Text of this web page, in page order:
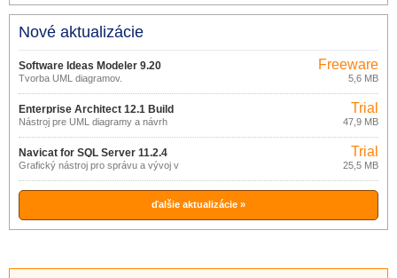
Nové aktualizácie
Software Ideas Modeler 9.20
Tvorba UML diagramov.
Freeware
5,6 MB
Enterprise Architect 12.1 Build
1226
Nástroj pre UML diagramy a návrh
databázy.
Trial
47,9 MB
Navicat for SQL Server 11.2.4
Grafický nástroj pro správu a vývoj v
Trial
25,5 MB
ďalšie aktualizácie »